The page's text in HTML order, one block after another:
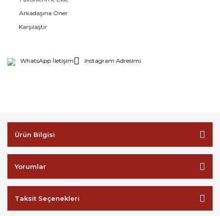
Arkadaşına Öner
Karşılaştır
WhatsApp İletişim Instagram Adresimi
Ürün Bilgisi
Yorumlar
Taksit Seçenekleri